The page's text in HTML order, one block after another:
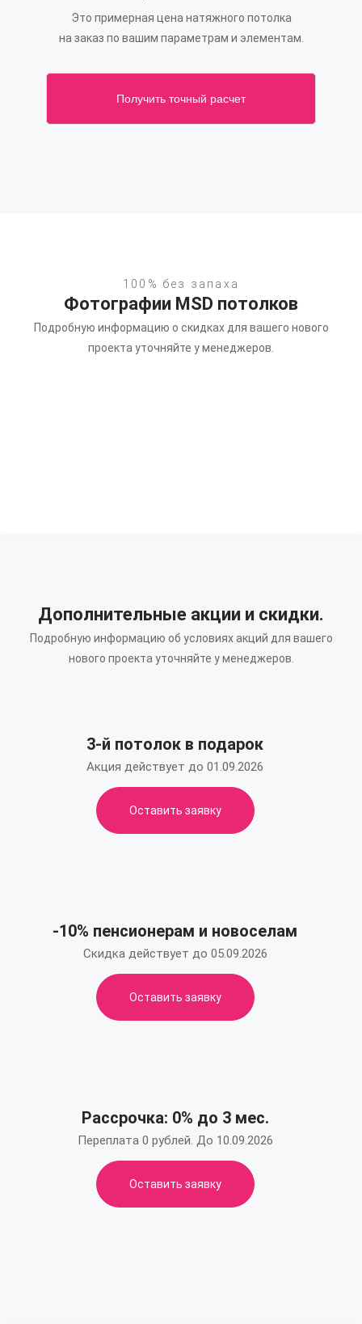
Это примерная цена натяжного потолка
на заказ по вашим параметрам и элементам.
Получить точный расчет
100% без запаха
Фотографии MSD потолков
Подробную информацию о скидках для вашего нового
проекта уточняйте у менеджеров.
Дополнительные акции и скидки.
Подробную информацию об условиях акций для вашего
нового проекта уточняйте у менеджеров.
3-й потолок в подарок
Акция действует до 01.09.2026
Оставить заявку
-10% пенсионерам и новоселам
Скидка действует до 05.09.2026
Оставить заявку
Рассрочка: 0% до 3 мес.
Переплата 0 рублей. До 10.09.2026
Оставить заявку